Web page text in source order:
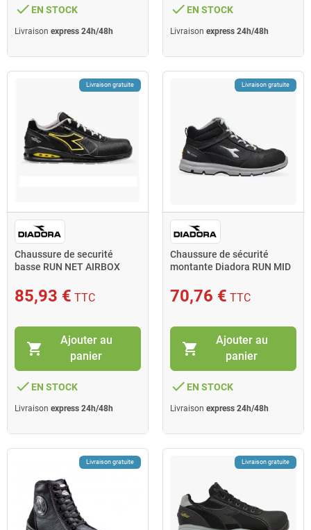
done EN STOCK
Livraison express 24h/48h
done EN STOCK
Livraison express 24h/48h
Livraison gratuite
Chaussure de securité
basse RUN NET AIRBOX
noir
85,93 € TTC
shopping_cart
Ajouter au
panier
done EN STOCK
Livraison express 24h/48h
Livraison gratuite
Chaussure de sécurité
montante Diadora RUN MID
70,76 € TTC
shopping_cart
Ajouter au
panier
done EN STOCK
Livraison express 24h/48h
Livraison gratuite Livraison gratuite